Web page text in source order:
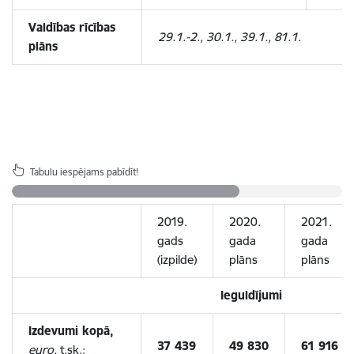
Valdības rīcības
plāns
29.1.-2., 30.1., 39.1., 81.1.
Tabulu iespējams pabīdīt!
2019.
gads
(izpilde)
2020.
gada
plāns
2021.
gada
plāns
Ieguldījumi
Izdevumi kopā,
euro, t.sk.:
37 439
49 830
61 916